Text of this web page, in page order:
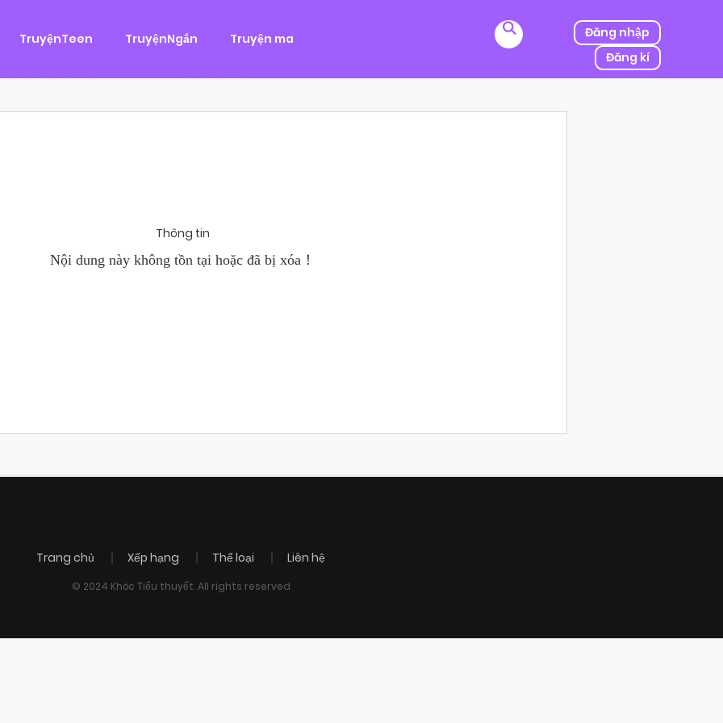
TruyệnTeen TruyệnNgắn Truyện ma
Đăng nhập
Đăng kí
Tình Cảm
Hùng, một tên cướp biển chân chính. Cho đến một ngày, cô bị kẻ thù của ba mình bắt cóc, người được mệnh danh
Chánh Uy săn lùng ba của Nhã Thụy và...
Thông tin
Nội dung này không tồn tại hoặc đã bị xóa！
Trang chủ Xếp hạng Thể loại Liên hệ
© 2024 Khóc Tiểu thuyết. All rights reserved